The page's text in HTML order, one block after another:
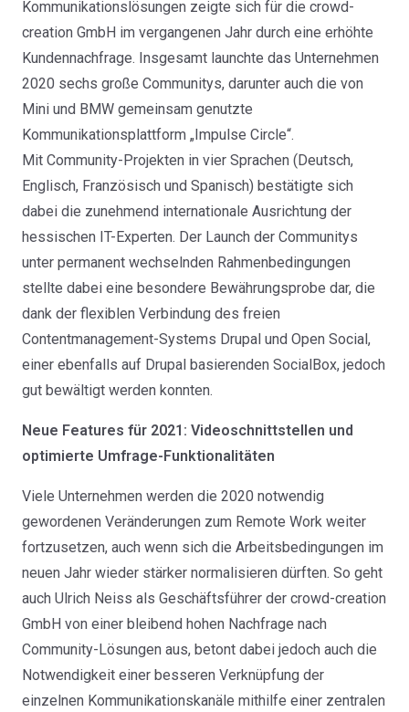
Kommunikationslösungen zeigte sich für die crowd-
creation GmbH im vergangenen Jahr durch eine erhöhte
Kundennachfrage. Insgesamt launchte das Unternehmen
2020 sechs große Communitys, darunter auch die von
Mini und BMW gemeinsam genutzte
Kommunikationsplattform „Impulse Circle“.
Mit Community-Projekten in vier Sprachen (Deutsch,
Englisch, Französisch und Spanisch) bestätigte sich
dabei die zunehmend internationale Ausrichtung der
hessischen IT-Experten. Der Launch der Communitys
unter permanent wechselnden Rahmenbedingungen
stellte dabei eine besondere Bewährungsprobe dar, die
dank der flexiblen Verbindung des freien
Contentmanagement-Systems Drupal und Open Social ,
einer ebenfalls auf Drupal basierenden SocialBox, jedoch
gut bewältigt werden konnten.
Neue Features für 2021: Videoschnittstellen und
optimierte Umfrage-Funktionalitäten
Viele Unternehmen werden die 2020 notwendig
gewordenen Veränderungen zum Remote Work weiter
fortzusetzen, auch wenn sich die Arbeitsbedingungen im
neuen Jahr wieder stärker normalisieren dürften. So geht
auch Ulrich Neiss als Geschäftsführer der crowd-creation
GmbH von einer bleibend hohen Nachfrage nach
Community-Lösungen aus, betont dabei jedoch auch die
Notwendigkeit einer besseren Verknüpfung der
einzelnen Kommunikationskanäle mithilfe einer zentralen